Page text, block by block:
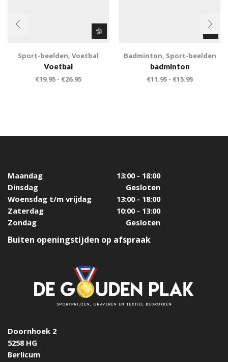
Sport-beelden, Voetbal
Voetbal
€19.95 - €26.95
Badminton, Sport-beelden
badminton
€11.95 - €15.95
Maandag
13:00 - 18:00
Dinsdag
Gesloten
Woensdag t/m vrijdag
13:00 - 18:00
Zaterdag
10:00 - 13:00
Zondag
Gesloten
Buiten openingstijden op afspraak
Doornhoek 2
5258 HG
Berlicum